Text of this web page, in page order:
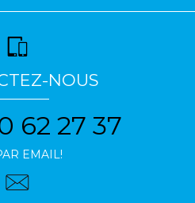
NOUS
62 27 37
EMAIL!